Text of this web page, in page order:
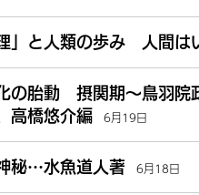
」と人類の歩み 人間
の胎動 摂関期～鳥羽
高橋悠介編
6月19日
秘…水魚道人著 6月18日